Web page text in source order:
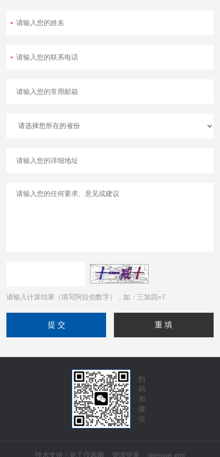
请输入计算结果（填写阿拉伯数字），如：三加四=7
扫
码
加
微
信
技术支持： 化工仪器网 管理登录 sitemap.xml